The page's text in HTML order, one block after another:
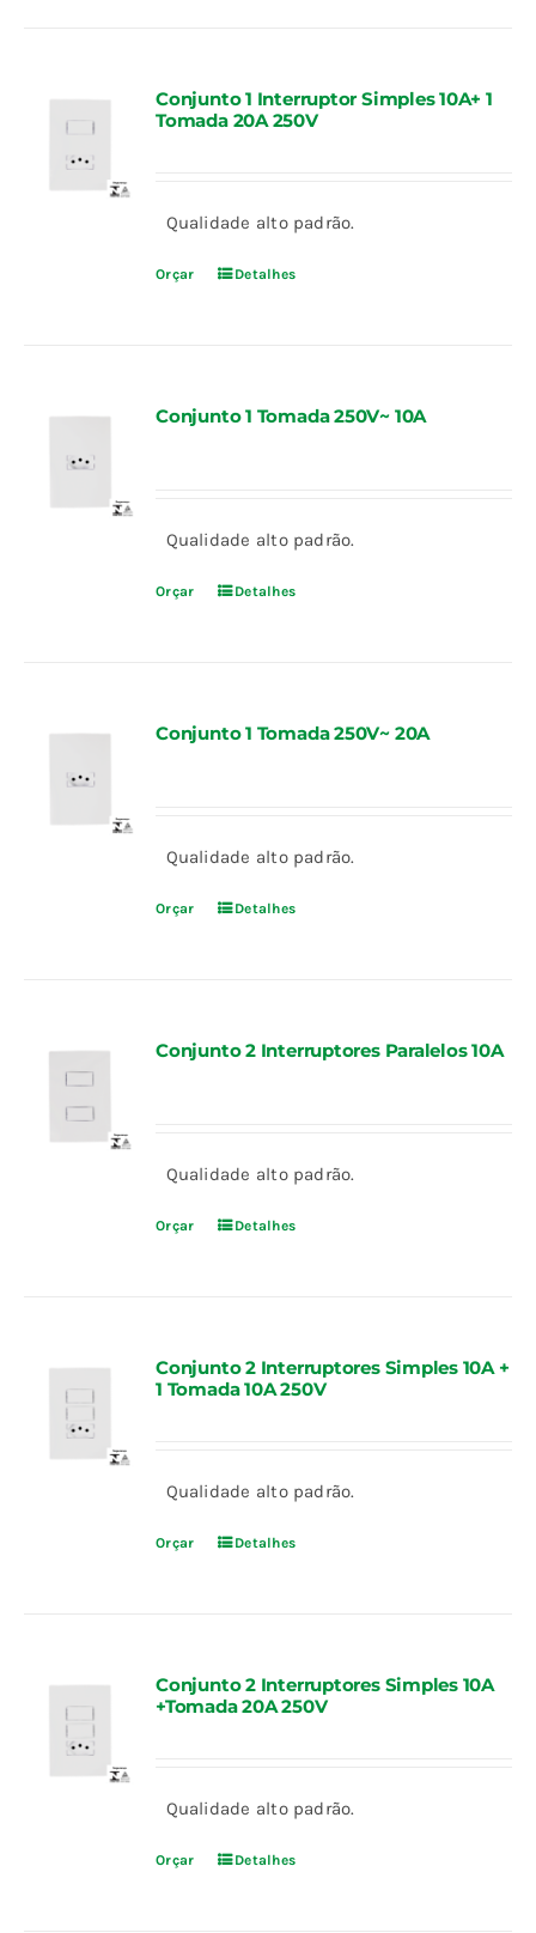
Conjunto 1 Interruptor Simples 10A+ 1
Tomada 20A 250V
Qualidade alto padrão.
Orçar Detalhes
Conjunto 1 Tomada 250V~ 10A
Qualidade alto padrão.
Orçar Detalhes
Conjunto 1 Tomada 250V~ 20A
Qualidade alto padrão.
Orçar Detalhes
Conjunto 2 Interruptores Paralelos 10A
Qualidade alto padrão.
Orçar Detalhes
Conjunto 2 Interruptores Simples 10A +
1 Tomada 10A 250V
Qualidade alto padrão.
Orçar Detalhes
Conjunto 2 Interruptores Simples 10A
+Tomada 20A 250V
Qualidade alto padrão.
Orçar Detalhes